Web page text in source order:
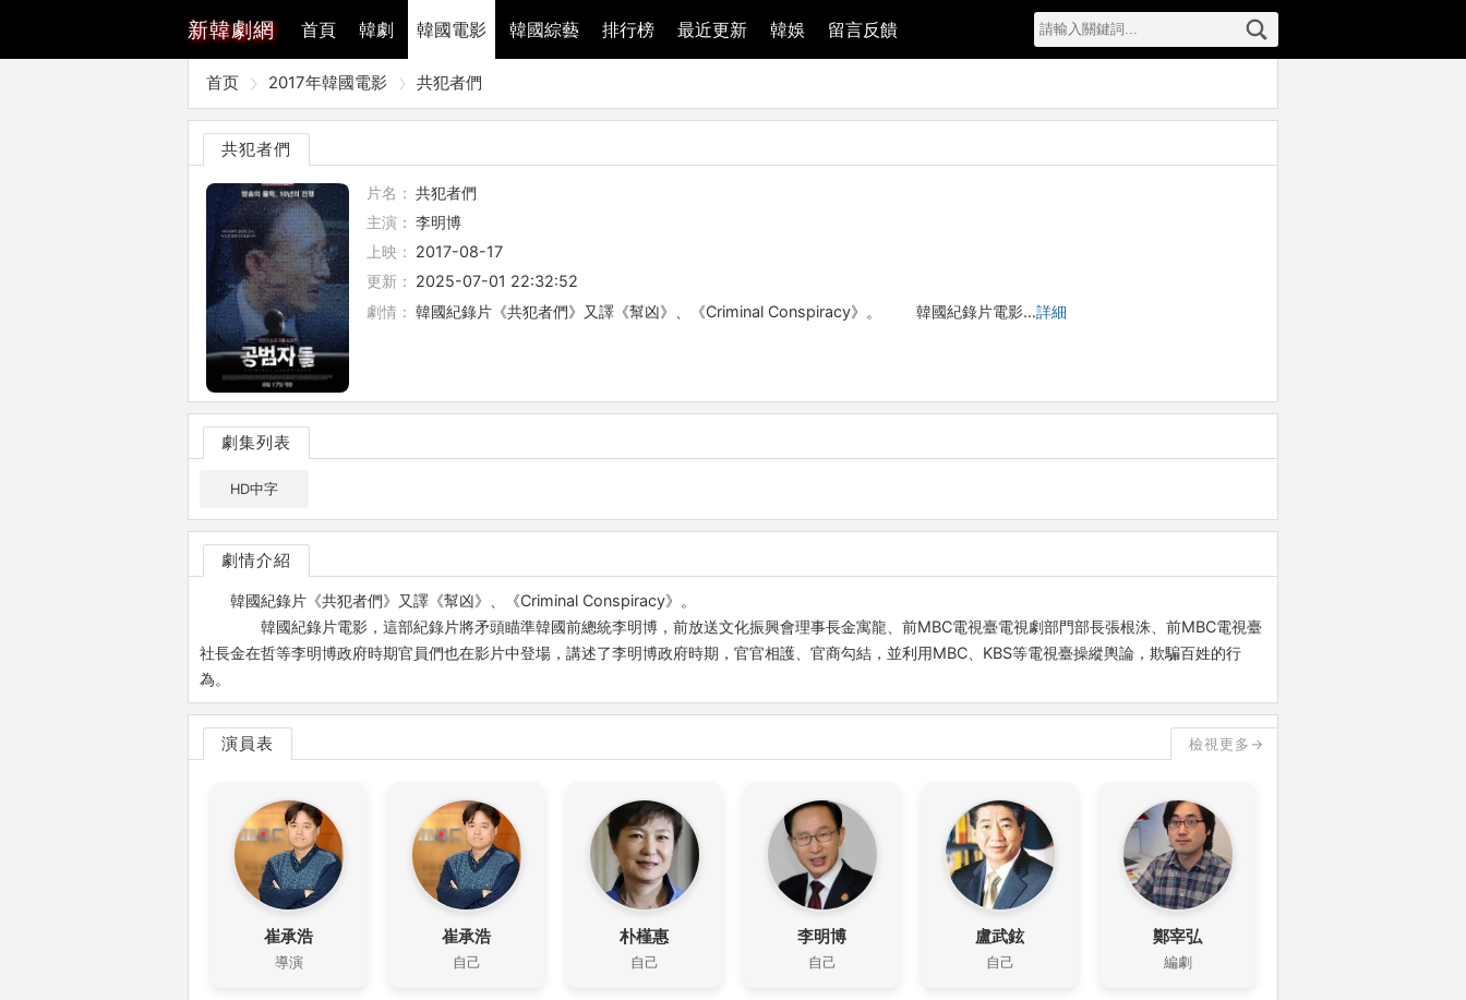
新韓劇網 首頁 韓劇 韓國電影 韓國綜藝 排行榜 最近更新 韓娛 留言反饋
首页 2017年韓國電影 共犯者們
共犯者們
片名： 共犯者們
主演： 李明博
上映： 2017-08-17
更新： 2025-07-01 22:32:52
劇情： 韓國紀錄片《共犯者們》又譯《幫凶》、《Criminal Conspiracy》。 韓國紀錄片電影…詳細
劇集列表
HD中字
劇情介紹
韓國紀錄片《共犯者們》又譯《幫凶》、《Criminal Conspiracy》。
韓國紀錄片電影，這部紀錄片將矛頭瞄準韓國前總統李明博，前放送文化振興會理事長金寓龍、前MBC電視臺電視劇部門部長張根洙、前MBC電視臺
社長金在哲等李明博政府時期官員們也在影片中登場，講述了李明博政府時期，官官相護、官商勾結，並利用MBC、KBS等電視臺操縱輿論，欺騙百姓的行
為。
演員表 檢視更多→
崔承浩
導演
崔承浩
自己
朴槿惠
自己
李明博
自己
盧武鉉
自己
鄭宰弘
編劇